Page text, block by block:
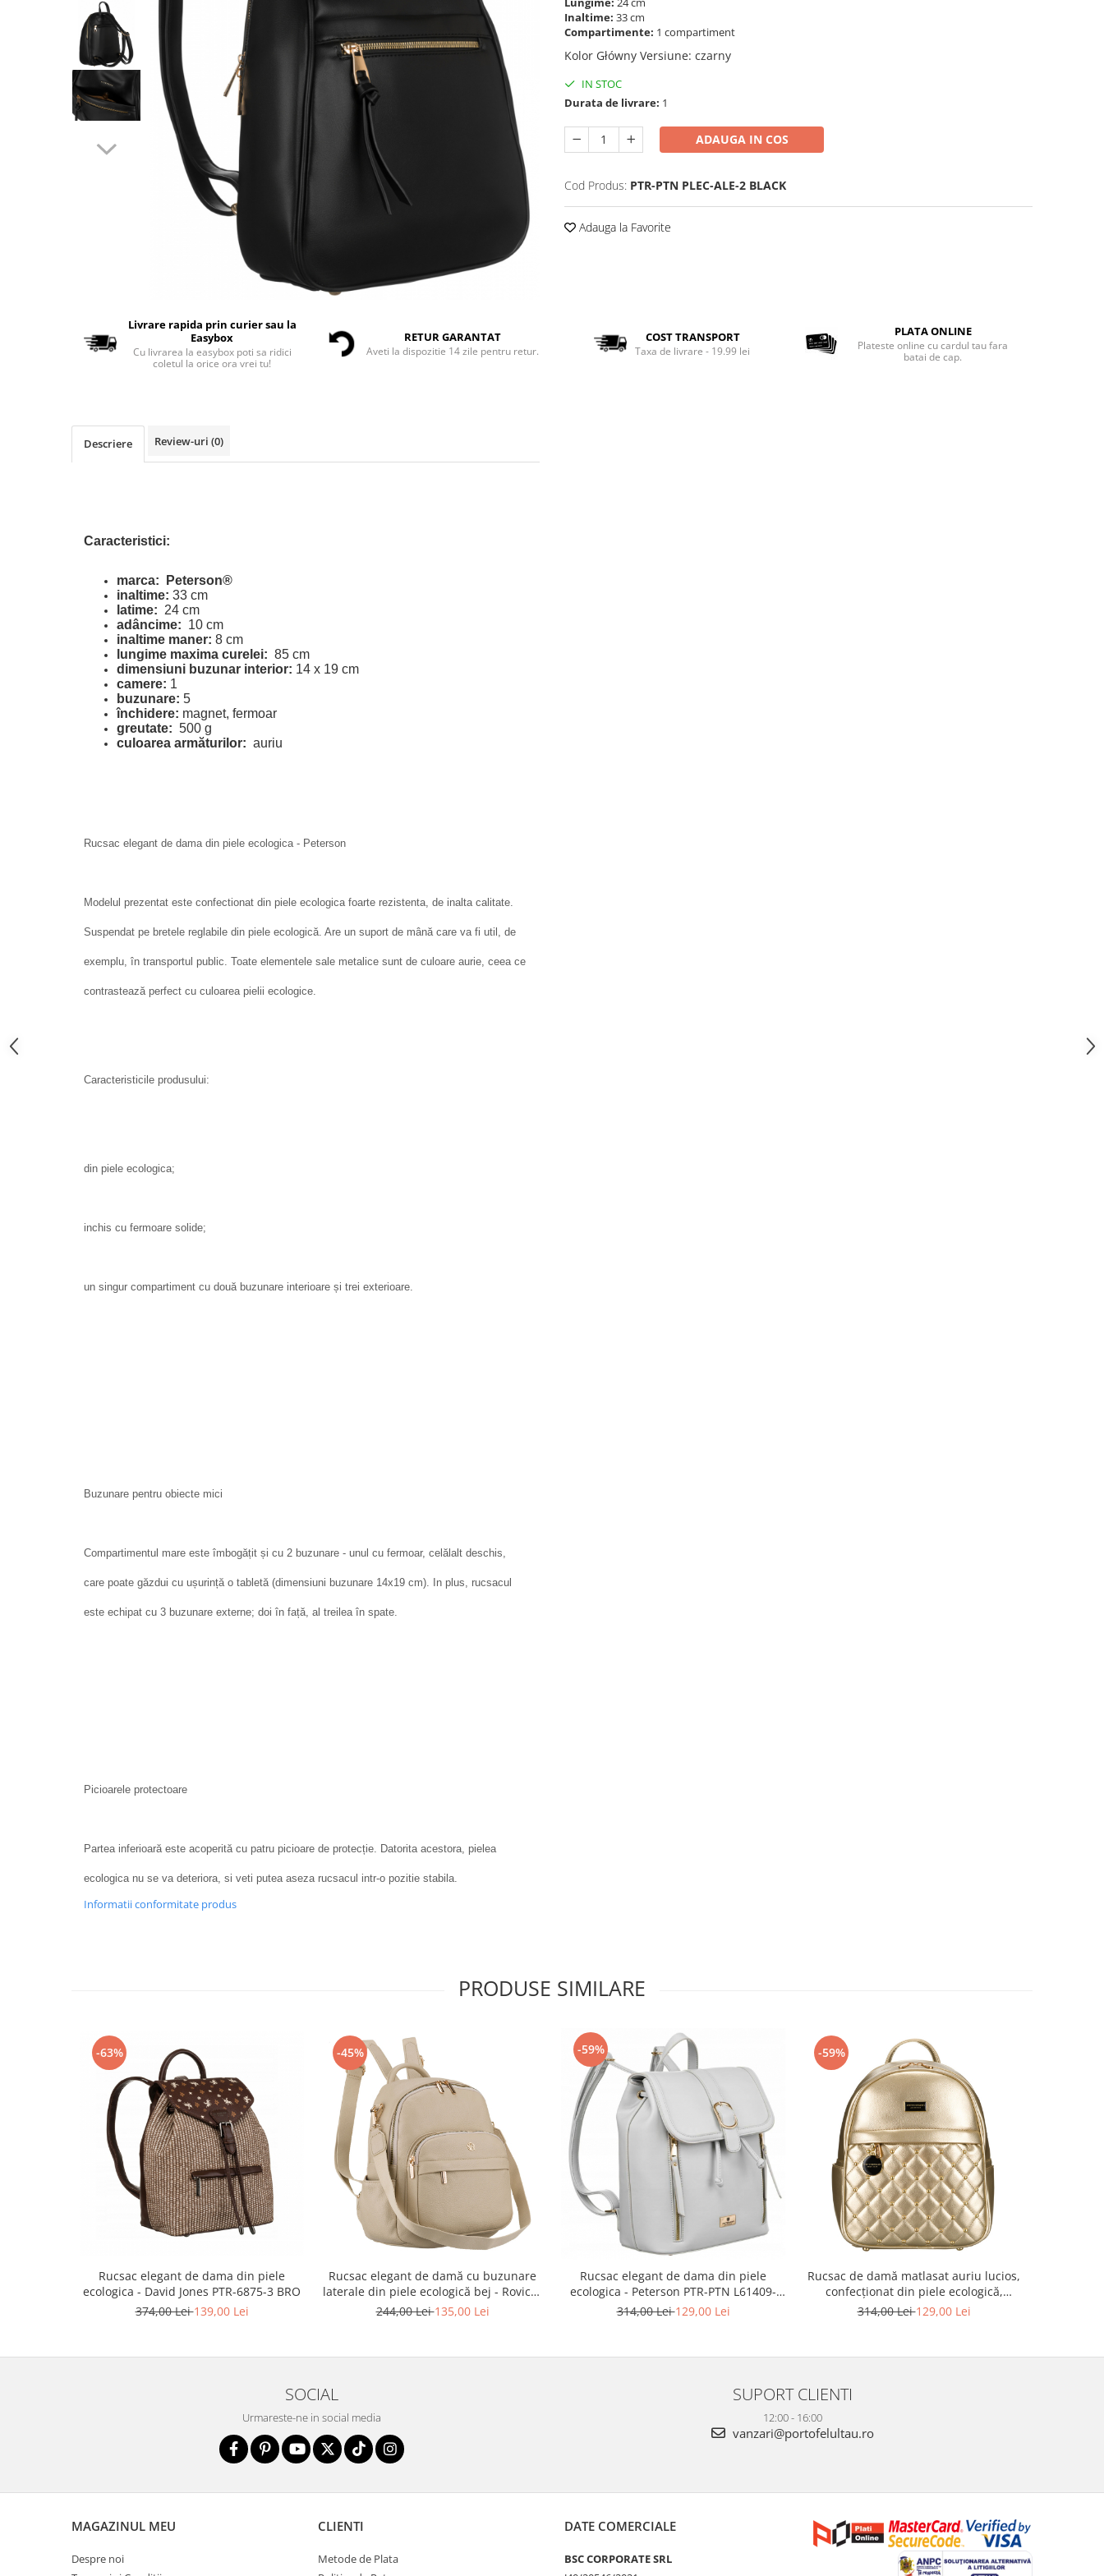
Inaltime: 33 cm
Compartimente: 1 compartiment
Kolor Główny Versiune: czarny
IN STOC
Durata de livrare: 1
ADAUGA IN COS
Cod Produs: PTR-PTN PLEC-ALE-2 BLACK
Adauga la Favorite
Livrare rapida prin curier sau la
Easybox
Cu livrarea la easybox poti sa ridici
coletul la orice ora vrei tu!
RETUR GARANTAT
Aveti la dispozitie 14 zile pentru retur.
COST TRANSPORT
Taxa de livrare - 19.99 lei
PLATA ONLINE
Plateste online cu cardul tau fara
batai de cap.
Descriere Review-uri (0)
Caracteristici:
marca:
Peterson®
inaltime: 33 cm
latime: 24 cm
adâncime: 10 cm
inaltime maner: 8 cm
lungime maxima curelei: 85 cm
dimensiuni buzunar interior: 14 x 19 cm
camere: 1
buzunare: 5
închidere: magnet, fermoar
greutate: 500 g
culoarea armăturilor: auriu
Rucsac elegant de dama din piele ecologica - Peterson
Modelul prezentat este confectionat din piele ecologica foarte rezistenta, de inalta calitate.
Suspendat pe bretele reglabile din piele ecologică. Are un suport de mână care va fi util, de
exemplu, în transportul public. Toate elementele sale metalice sunt de culoare aurie, ceea ce
contrastează perfect cu culoarea pielii ecologice.
Caracteristicile produsului:
din piele ecologica;
inchis cu fermoare solide;
un singur compartiment cu două buzunare interioare și trei exterioare.
Buzunare pentru obiecte mici
Compartimentul mare este îmbogățit și cu 2 buzunare - unul cu fermoar, celălalt deschis,
care poate găzdui cu ușurință o tabletă (dimensiuni buzunare 14x19 cm). In plus, rucsacul
este echipat cu 3 buzunare externe; doi în față, al treilea în spate.
Picioarele protectoare
Partea inferioară este acoperită cu patru picioare de protecție. Datorita acestora, pielea
ecologica nu se va deteriora, si veti putea aseza rucsacul intr-o pozitie stabila.
Informatii conformitate produs
PRODUSE SIMILARE
-63%
Rucsac elegant de dama din piele
ecologica - David Jones PTR-6875-3 BRO
374,00 Lei139,00 Lei
-45%
Rucsac elegant de damă cu buzunare
laterale din piele ecologică bej - Rovicky
PTR-R-KP-22-A19-5036 BEI
244,00 Lei135,00 Lei
-59%
Rucsac elegant de dama din piele
ecologica - Peterson PTR-PTN L61409-
0289 GRA
314,00 Lei129,00 Lei
-59%
Rucsac de damă matlasat auriu lucios,
confecționat din piele ecologică,
Peterson mic PTR-PTN SPY-1-PIL GOLD
314,00 Lei129,00 Lei
SOCIAL
Urmareste-ne in social media
SUPORT CLIENTI
12:00 - 16:00
vanzari@portofelultau.ro
MAGAZINUL MEU
Despre noi
CLIENTI
Metode de Plata
DATE COMERCIALE
BSC CORPORATE SRL